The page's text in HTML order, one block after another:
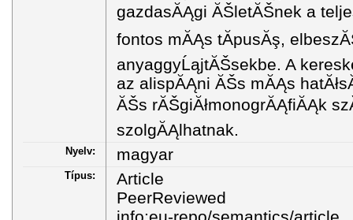
gazdasĂĄgi ĂŠletĂŠnek a
fontos mĂĄs tĂ­pusĂş,
anyaggyĹąjtĂŠsekbe. A
az alispĂĄni ĂŠs mĂĄs
ĂŠs rĂŠgiĂłmonogrĂĄfiĂĄk
szolgĂĄlhatnak.
Nyelv: magyar
Típus:
Article
PeerReviewed
info:eu-repo/semantics/article